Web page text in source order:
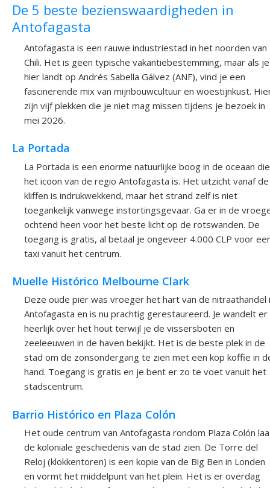
De 5 beste bezienswaardigheden in
Antofagasta
Antofagasta is een rauwe industriestad in het noorden van
Chili. Het is geen typische vakantiebestemming, maar als je
hier landt op Andrés Sabella Gálvez (ANF), vind je een
fascinerende mix van mijnbouwcultuur en woestijnkust.
zijn vijf plekken die je niet mag missen tijdens je bezoek in
mei 2026.
La Portada
La Portada is een enorme natuurlijke boog in de oceaan die
het icoon van de regio Antofagasta is. Het uitzicht vanaf de
kliffen is indrukwekkend, maar het strand zelf is niet
toegankelijk vanwege instortingsgevaar. Ga er in de
ochtend heen voor het beste licht op de rotswanden. De
toegang is gratis, al betaal je ongeveer 4.000 CLP voor
taxi vanuit het centrum.
Muelle Histórico Melbourne Clark
Deze oude pier was vroeger het hart van de nitraathandel
Antofagasta en is nu prachtig gerestaureerd. Je wandelt er
heerlijk over het hout terwijl je de vissersboten en
zeeleeuwen in de haven bekijkt. Het is de beste plek in de
stad om de zonsondergang te zien met een kop koffie in
hand. Toegang is gratis en je bent er zo te voet vanuit het
stadscentrum.
Barrio Histórico en Plaza Colón
Het oude centrum van Antofagasta rondom Plaza Colón
de koloniale geschiedenis van de stad zien. De Torre del
Reloj (klokkentoren) is een kopie van de Big Ben in Londen
en vormt het middelpunt van het plein. Het is er overdag